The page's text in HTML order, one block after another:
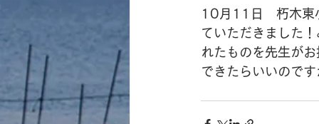
10月11日　朽木東
ていただきました
れたものを先生が
できたらいいので